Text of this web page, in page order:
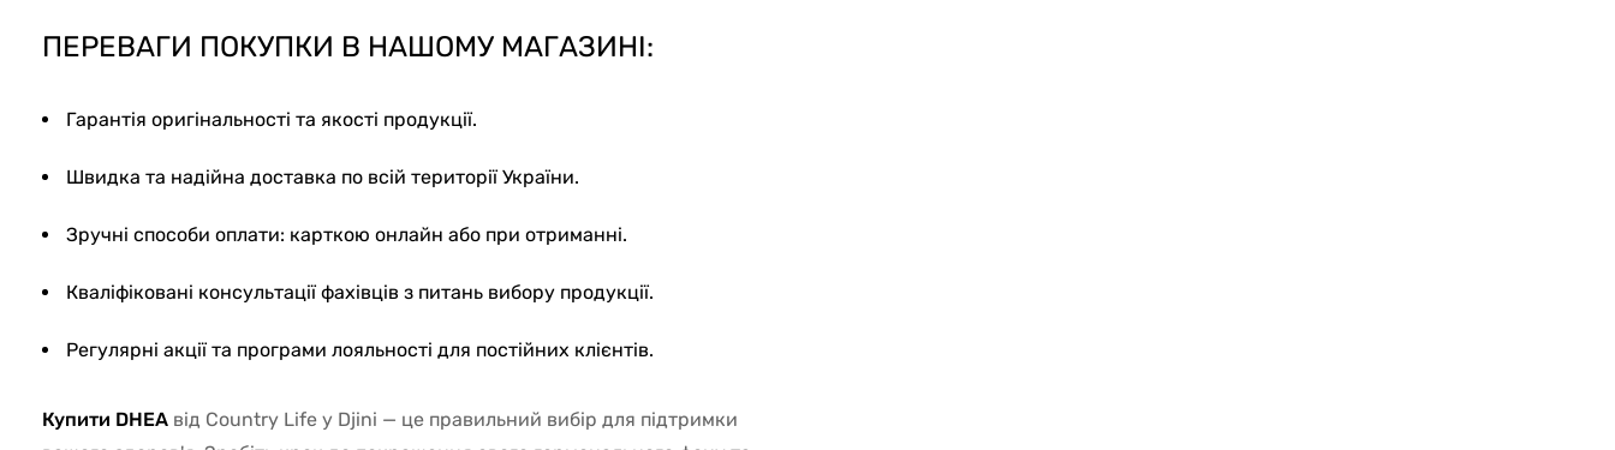
ПЕРЕВАГИ ПОКУПКИ В НАШОМУ МАГАЗИНІ:
Гарантія оригінальності та якості продукції.
Швидка та надійна доставка по всій території України.
Зручні способи оплати: карткою онлайн або при отриманні.
Кваліфіковані консультації фахівців з питань вибору продукції.
Регулярні акції та програми лояльності для постійних клієнтів.
Купити DHEA від Country Life у Djini — це правильний вибір для підтримки